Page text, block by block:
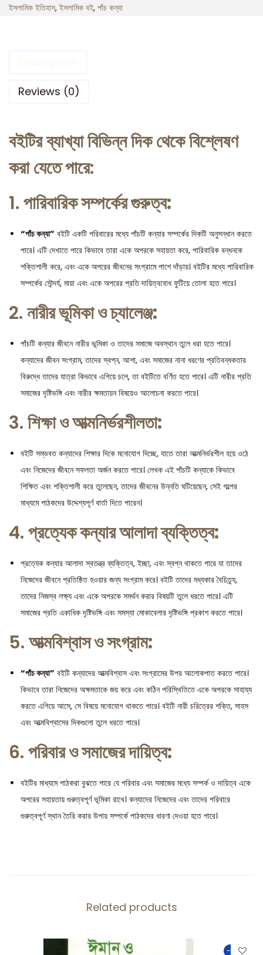
ইসলামিক ইতিহাস, ইসলামিক বই, পাঁচ কন্যা
Reviews (0)
বইটির ব্যাখ্যা বিভিন্ন দিক থেকে বিশ্লেষণ
করা যেতে পারে:
1.পারিবারিক সম্পর্কের গুরুত্ব:
“পাঁচ কন্যা” বইটি একটি পরিবারের মধ্যে পাঁচটি কন্যার সম্পর্কের দিকটি অনুসন্ধান করতে
পারে। এটি দেখাতে পারে কিভাবে তারা একে অপরকে সহায়তা করে, পারিবারিক বন্ধনকে
শক্তিশালী করে, এবং একে অপরের জীবনের সংগ্রামে পাশে দাঁড়ায়। বইটির মধ্যে পারিবারিক
সম্পর্কের সৌন্দর্য, মায়া এবং একে অপরের প্রতি দায়িত্ববোধ ফুটিয়ে তোলা হতে পারে।
2.নারীর ভূমিকা ও চ্যালেঞ্জ:
পাঁচটি কন্যার জীবনে নারীর ভূমিকা ও তাদের সমাজে অবস্থান তুলে ধরা হতে পারে।
কন্যাদের জীবন সংগ্রাম, তাদের স্বপ্ন, আশা, এবং সমাজের নানা ধরণের প্রতিবন্ধকতার
বিরুদ্ধে তাদের যাত্রা কিভাবে এগিয়ে চলে, তা বইটিতে বর্ণিত হতে পারে। এটি নারীর প্রতি
সমাজের দৃষ্টিভঙ্গি এবং নারীর ক্ষমতায়ন বিষয়েও আলোচনা করতে পারে।
3.শিক্ষা ও আত্মনির্ভরশীলতা:
বইটি সম্ভবত কন্যাদের শিক্ষার দিকে মনোযোগ দিচ্ছে, যাতে তারা আত্মনির্ভরশীল হয়ে ওঠে
এবং নিজেদের জীবনে সফলতা অর্জন করতে পারে। লেখক এই পাঁচটি কন্যাকে কিভাবে
শিক্ষিত এবং শক্তিশালী করে তুলেছেন, তাদের জীবনের উন্নতি ঘটিয়েছেন, সেই গল্পের
মাধ্যমে পাঠকদের উদ্দেশ্যপূর্ণ বার্তা দিতে পারেন।
4.প্রত্যেক কন্যার আলাদা ব্যক্তিত্ব:
প্রত্যেক কন্যার আলাদা স্বতন্ত্র ব্যক্তিত্ব, ইচ্ছা, এবং স্বপ্ন থাকতে পারে যা তাদের
নিজেদের জীবনে প্রতিষ্ঠিত হওয়ার জন্য সংগ্রাম করে। বইটি তাদের মধ্যকার বৈচিত্র্য,
তাদের নিজস্ব লক্ষ্য এবং একে অপরকে সমর্থন করার বিষয়টি তুলে ধরতে পারে। এটি
সমাজের প্রতি একাধিক দৃষ্টিভঙ্গি এবং সমস্যা মোকাবেলার দৃষ্টিভঙ্গি প্রকাশ করতে পারে।
5.আত্মবিশ্বাস ও সংগ্রাম:
“পাঁচ কন্যা” বইটি কন্যাদের আত্মবিশ্বাস এবং সংগ্রামের উপর আলোকপাত করতে পারে।
কিভাবে তারা নিজেদের অক্ষমতাকে জয় করে এবং কঠিন পরিস্থিতিতে একে অপরকে সাহায্য
করতে এগিয়ে আসে, সে বিষয়ে মনোযোগ থাকতে পারে। বইটি নারী চরিত্রের শক্তি, সাহস
এবং আত্মবিশ্বাসের দিকগুলো তুলে ধরতে পারে।
6.পরিবার ও সমাজের দায়িত্ব:
বইটির মাধ্যমে পাঠকরা বুঝতে পারে যে পরিবার এবং সমাজের মধ্যে সম্পর্ক ও দায়িত্ব একে
অপরের সহায়তায় গুরুত্বপূর্ণ ভূমিকা রাখে। কন্যাদের নিজেদের এবং তাদের পরিবারে
গুরুত্বপূর্ণ স্থান তৈরি করার উপায় সম্পর্কে পাঠকদের ধারণা দেওয়া হতে পারে।
Related products
-50%